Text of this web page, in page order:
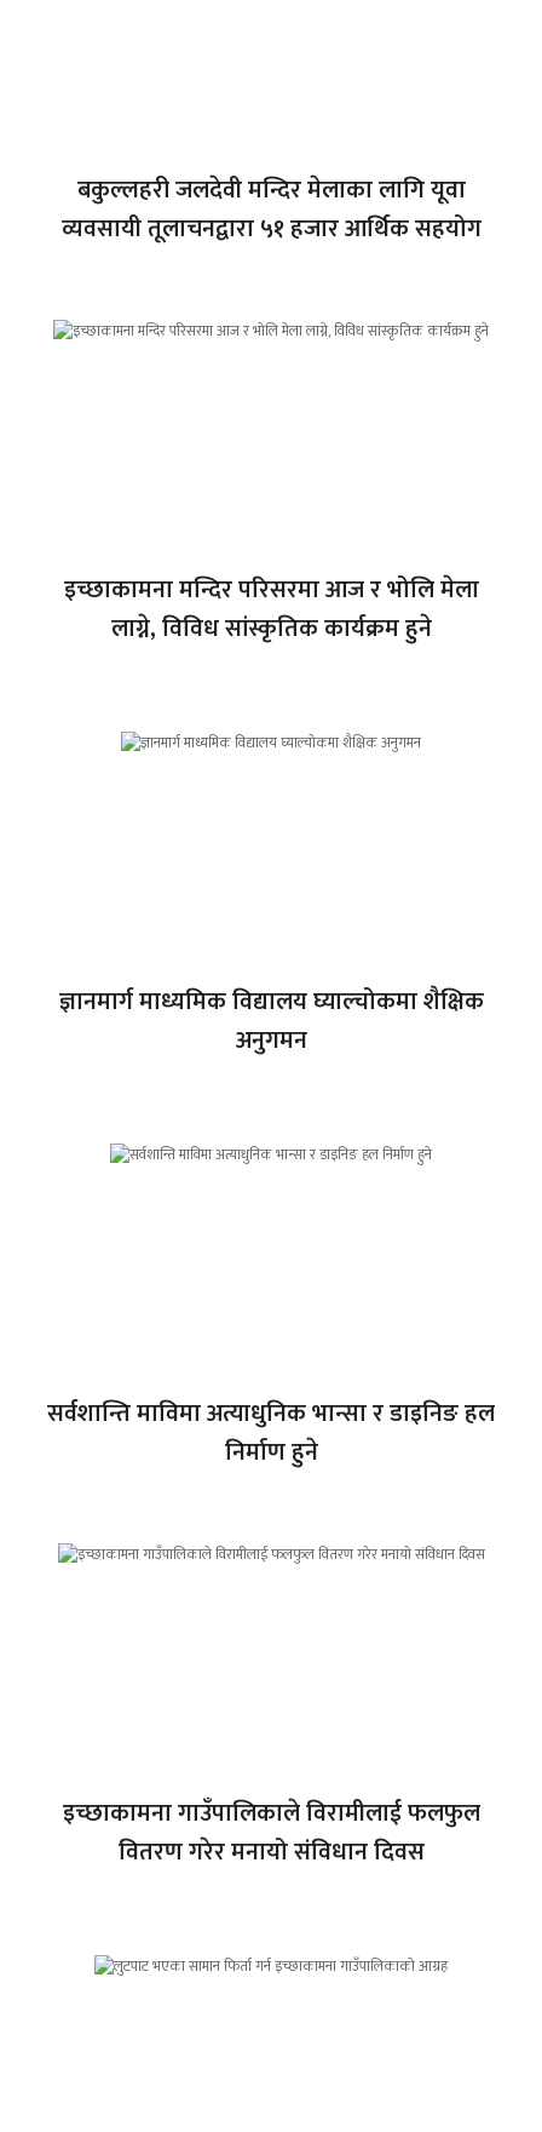
बकुल्लहरी जलदेवी मन्दिर मेलाका लागि यूवा
व्यवसायी तूलाचनद्वारा ५१ हजार आर्थिक सहयोग
इच्छाकामना मन्दिर परिसरमा आज र भोलि मेला
लाग्ने, विविध सांस्कृतिक कार्यक्रम हुने
ज्ञानमार्ग माध्यमिक विद्यालय घ्याल्चोकमा शैक्षिक
अनुगमन
सर्वशान्ति माविमा अत्याधुनिक भान्सा र डाइनिङ हल
निर्माण हुने
इच्छाकामना गाउँपालिकाले विरामीलाई फलफुल
वितरण गरेर मनायो संविधान दिवस